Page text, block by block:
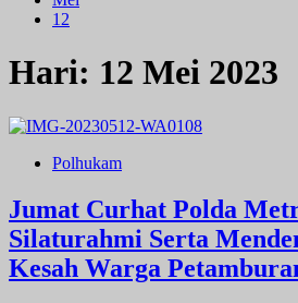
12
Hari: 12 Mei 2023
Polhukam
Jumat Curhat Polda
Silaturahmi Serta
Kesah Warga